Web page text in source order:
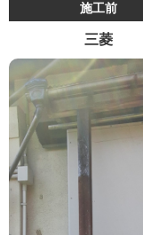
施工前
三菱